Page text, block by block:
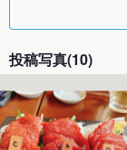
投稿写真(10)